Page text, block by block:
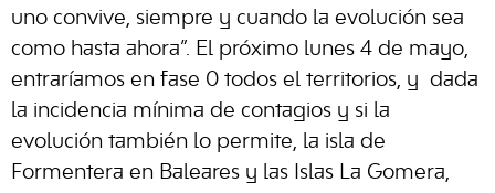
uno convive, siempre y cuando la evolución sea
como hasta ahora”. El próximo lunes 4 de mayo,
entraríamos en fase 0 todos el territorios, y dada
la incidencia mínima de contagios y si la
evolución también lo permite, la isla de
Formentera en Baleares y las Islas La Gomera,